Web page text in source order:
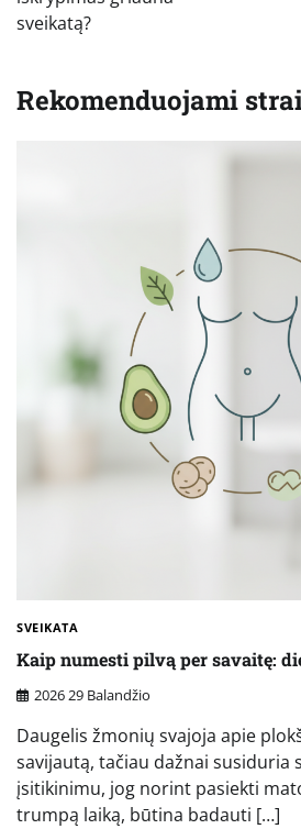
sveikatą?
Rekomenduojami
SVEIKATA
Kaip numesti pilvą per savaitę:
2026 29 Balandžio
Daugelis žmonių svajoja apie
savijautą, tačiau dažnai susiduria
įsitikinimu, jog norint pasiekti
trumpą laiką, būtina badauti […]